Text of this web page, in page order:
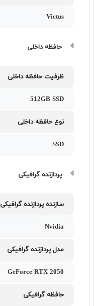
Victus
حافظه داخلی
ظرفیت حافظه داخلی
512GB SSD
نوع حافظه داخلی
SSD
پردازنده گرافیکی
سازنده پردازنده گرافیکی
Nvidia
مدل پردازنده گرافیکی
GeForce RTX 2050
حافظه گرافیکی